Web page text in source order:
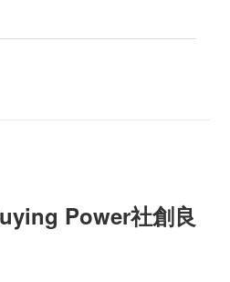
Power社創良